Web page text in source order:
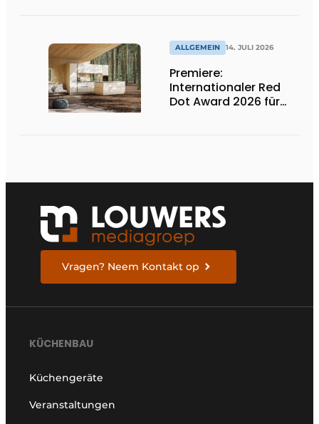
ALLGEMEIN 14. JULI 2026
Premiere:
Internationaler Red
Dot Award 2026 für
Vragen? Neem Kontakt op
KÜCHENBAU
Küchengeräte
Veranstaltungen